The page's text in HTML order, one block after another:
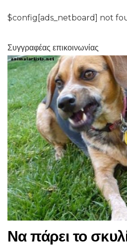
$config[ads_netboard] not
Συγγραφέας επικοινωνίας
Να πάρει το